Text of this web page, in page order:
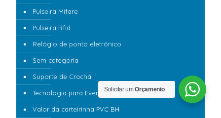
Pulseira Mifare
Pulseira Rfid
Relógio de ponto eletrônico
Sem categoria
Suporte de Crachá
Tecnologia para Eventos 360
Valor da carteirinha PVC BH
Solicitar umOrçamento